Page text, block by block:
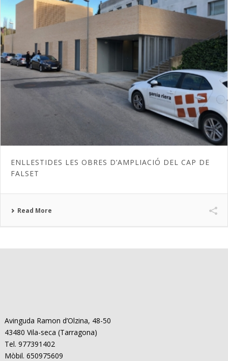
ENLLESTIDES LES OBRES D’AMPLIACIÓ DEL CAP DE
FALSET
Read More
Avinguda Ramon d’Olzina, 48-50
43480 Vila-seca (Tarragona)
Tel. 977391402
Mòbil. 650975609